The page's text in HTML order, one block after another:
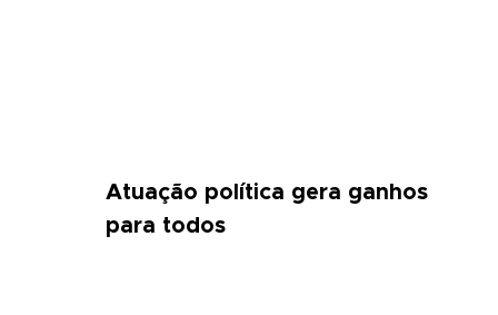
Atuação política gera ganhos
para todos